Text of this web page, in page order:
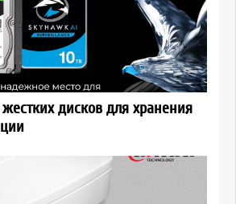
дисков для хранения